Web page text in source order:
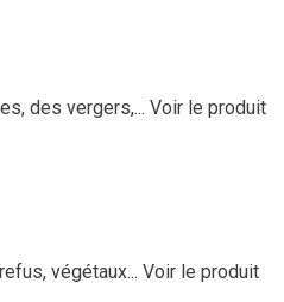
des vergers,... Voir le produit
végétaux... Voir le produit